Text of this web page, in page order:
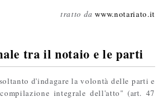
tratto dawww.notariato.it
tra il notaio e le parti
d'indagare la volontà delle parti e
integrale dell'atto" (art. 47